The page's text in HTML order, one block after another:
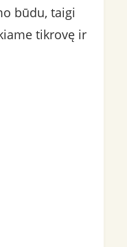
būdu, taigi
tikrovę ir